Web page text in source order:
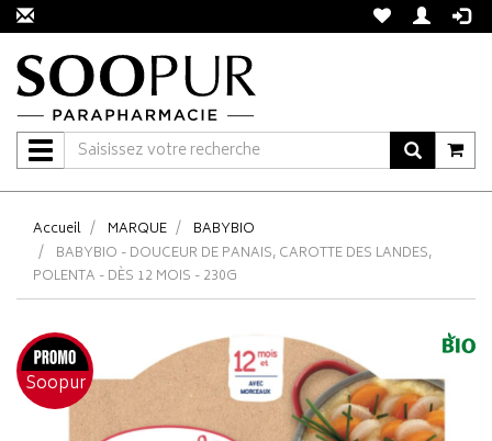
Navigation
Accueil MARQUE
BABYBIO
BABYBIO - DOUCEUR DE PANAIS, CAROTTE DES LANDES,
POLENTA - DÈS 12 MOIS - 230G
Soopur